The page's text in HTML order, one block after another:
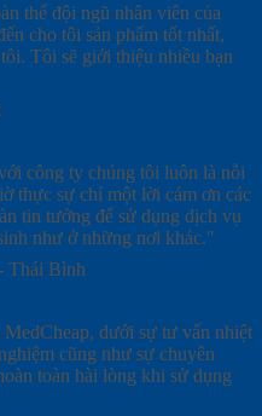
thể đội ngũ nhân viên của
cho tôi sản phẩm tốt nhất,
Tôi sẽ giới thiệu nhiều bạn
công ty chúng tôi luôn là nỗi
thực sự chỉ một lời cảm ơn các
tin tưởng để sử dụng dịch vụ
như ở những nơi khác."
Thái Bình
dưới sự tư vấn nhiệt
cũng như sự chuyên
toàn hài lòng khi sử dụng